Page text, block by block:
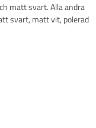
matt svart. Alla andra
svart, matt vit, polerad